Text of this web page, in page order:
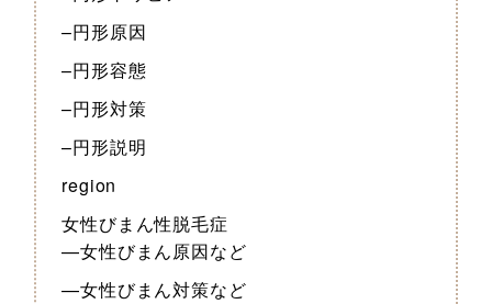
–円形原因
–円形容態
–円形対策
–円形説明
region
女性びまん性脱毛症
—女性びまん原因など
—女性びまん対策など